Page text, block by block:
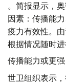
。简报显示，
因素：传播能
疫力有效性。
根据情况随时进
传播能力或更强
世卫组织表示